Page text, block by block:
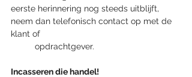
eerste herinnering nog steeds uitblijft,
neem dan telefonisch contact op met de
klant of
	opdrachtgever.
Incasseren die handel!